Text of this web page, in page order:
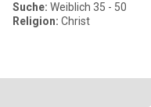
Suche: Weiblich 35 - 50
Religion: Christ